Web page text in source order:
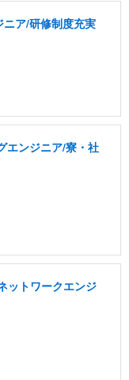
ニア/研修制度充実
エンジニア/寮・社
ットワークエンジ